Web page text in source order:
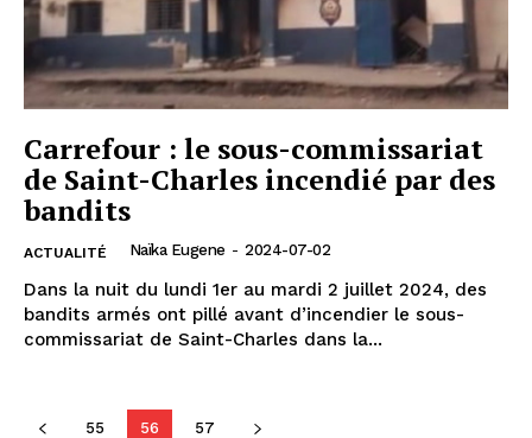
Carrefour : le sous-commissariat
de Saint-Charles incendié par des
bandits
ACTUALITÉ Naïka Eugene - 2024-07-02
Dans la nuit du lundi 1er au mardi 2 juillet 2024, des
bandits armés ont pillé avant d’incendier le sous-
commissariat de Saint-Charles dans la...
55 56 57